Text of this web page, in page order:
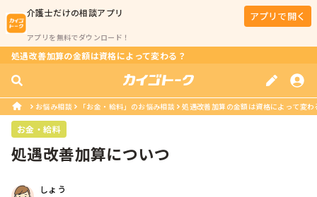
介護士だけの相談アプリ
アプリを無料でダウンロード！
アプリで開く
処遇改善加算の金額は資格によって変わる？
お悩み相談 「お金・給料」のお悩み相談 処遇改善加算の金額は資格によって変わ
お金・給料
処遇改善加算についつ
しょう